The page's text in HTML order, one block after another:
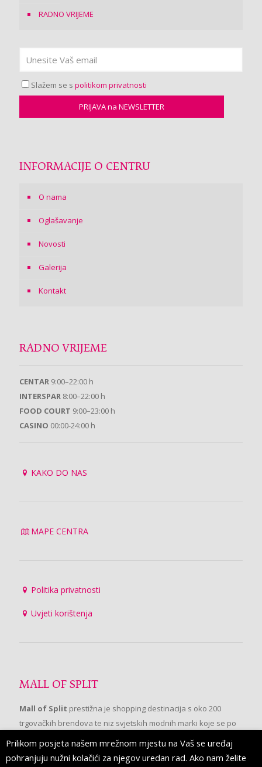
RADNO VRIJEME
Slažem se s politikom privatnosti
INFORMACIJE O CENTRU
O nama
Oglašavanje
Novosti
Galerija
Kontakt
RADNO VRIJEME
CENTAR 9:00–22:00 h
INTERSPAR 8:00–22:00 h
FOOD COURT 9:00–23:00 h
CASINO 00:00-24:00 h
KAKO DO NAS
MAPE CENTRA
Politika privatnosti
Uvjeti korištenja
MALL OF SPLIT
Mall of Split prestižna je shopping destinacija s oko 200
trgovačkih brendova te niz svjetskih modnih marki koje se po
prvi put pojavljuju u Splitu.
Prilikom posjeta našem mrežnom mjestu na Vaš se uređaj
pohranjuju nužni kolačići za njegov uredan rad. Ako nam želite